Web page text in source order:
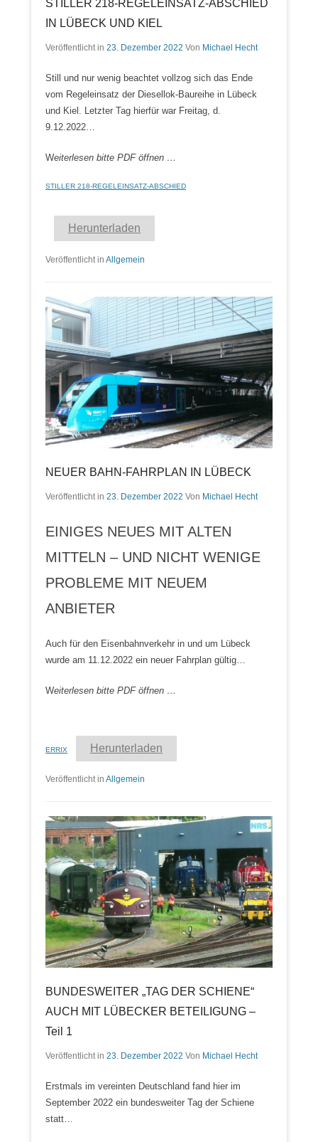
STILLER 218-REGELEINSATZ-ABSCHIED
IN LÜBECK UND KIEL
Veröffentlicht in 23. Dezember 2022 Von Michael Hecht
Still und nur wenig beachtet vollzog sich das Ende
vom Regeleinsatz der Diesellok-Baureihe in Lübeck
und Kiel. Letzter Tag hierfür war Freitag, d.
9.12.2022…
Weiterlesen bitte PDF öffnen …
STILLER 218-REGELEINSATZ-ABSCHIED
Herunterladen
Veröffentlicht in Allgemein
NEUER BAHN-FAHRPLAN IN LÜBECK
Veröffentlicht in 23. Dezember 2022 Von Michael Hecht
EINIGES NEUES MIT ALTEN
MITTELN – UND NICHT WENIGE
PROBLEME MIT NEUEM
ANBIETER
Auch für den Eisenbahnverkehr in und um Lübeck
wurde am 11.12.2022 ein neuer Fahrplan gültig…
Weiterlesen bitte PDF öffnen …
ERRIX Herunterladen
Veröffentlicht in Allgemein
BUNDESWEITER „TAG DER SCHIENE“
AUCH MIT LÜBECKER BETEILIGUNG –
Teil 1
Veröffentlicht in 23. Dezember 2022 Von Michael Hecht
Erstmals im vereinten Deutschland fand hier im
September 2022 ein bundesweiter Tag der Schiene
statt…